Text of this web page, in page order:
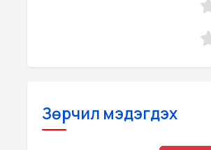
Зөрчил мэдэгдэх